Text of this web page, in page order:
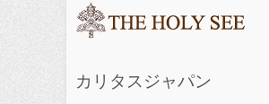
カリタスジャパン